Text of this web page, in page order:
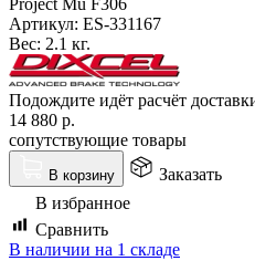
Артикул: ES-331167
Вес: 2.1 кг.
Подождите идёт расчёт
14 880 р.
сопутствующие товары
В корзину
Заказать
В избранное
Сравнить
В наличии на 1 складе